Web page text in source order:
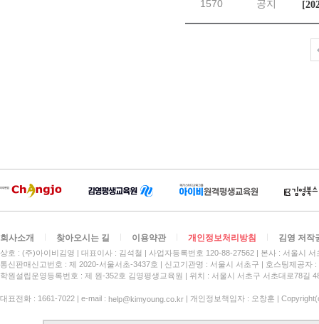
회사소개 찾아오시는 길 이용약관 개인정보처리방침 김영 저작
상호 : (주)아이비김영 대표이사 : 김석철 사업자등록번호 120-88-27562
본사 : 서울시
통신판매신고번호 : 제 2020-서울서초-3437호
신고기관명 : 서울시 서초구
호스팅제공자
학원설립운영등록번호 : 제 원-352호 김영평생교육원 | 위치 : 서울시 서초구 서초대로78길
대표전화 : 1661-7022 | e-mail : help@kimyoung.co.kr | 개인정보책임자 : 오창훈 |